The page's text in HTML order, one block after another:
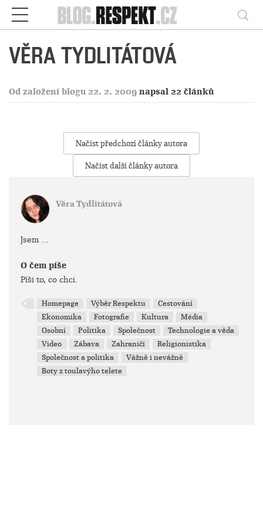
Respekt
VĚRA TYDLITÁTOVÁ
Od založení blogu 22. 2. 2009 napsal 22 článků
Načíst předchozí články autora
Načíst další články autora
Věra Tydlitátová
Jsem ...
O čem píše
Píši to, co chci.
Homepage Výběr Respektu
Cestování
Ekonomika
Fotografie Kultura
Média
Osobní
Politika Společnost
Technologie a věda
Video
Zábava Zahraničí
Religionistika
Společnost a politika
Vážně i nevážně
Boty z toulavýho telete